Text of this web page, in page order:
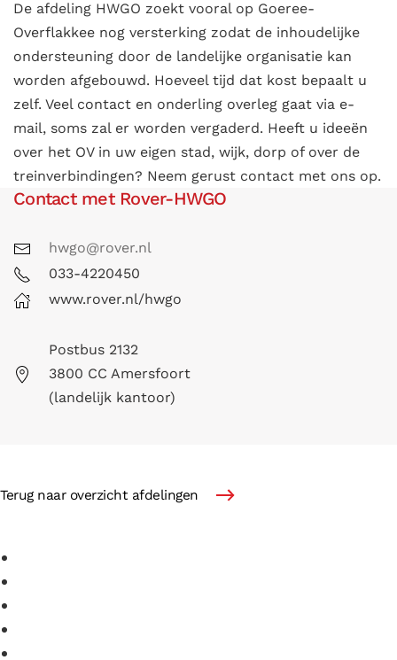
De afdeling HWGO zoekt vooral op Goeree-
Overflakkee nog versterking zodat de inhoudelijke
ondersteuning door de landelijke organisatie kan
worden afgebouwd. Hoeveel tijd dat kost bepaalt u
zelf. Veel contact en onderling overleg gaat via e-
mail, soms zal er worden vergaderd. Heeft u ideeën
over het OV in uw eigen stad, wijk, dorp of over de
treinverbindingen? Neem gerust contact met ons op.
Contact met Rover-HWGO
hwgo@rover.nl
033-4220450
www.rover.nl/hwgo
Postbus 2132
3800 CC Amersfoort
(landelijk kantoor)
Terug naar overzicht afdelingen